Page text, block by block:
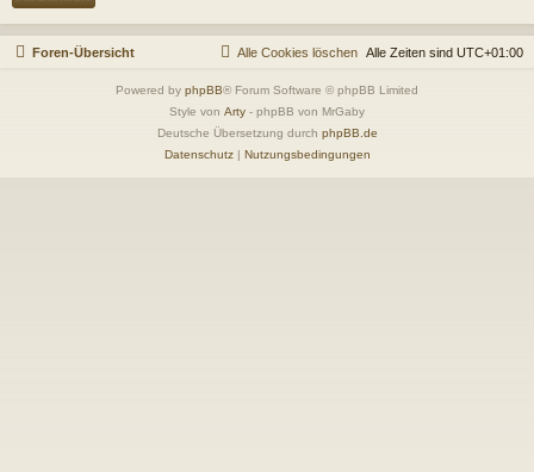
Foren-Übersicht Alle Zeiten sind UTC+01:00
Alle Cookies löschen
Powered by phpBB® Forum Software © phpBB Limited
Style von Arty - phpBB von MrGaby
Deutsche Übersetzung durch phpBB.de
Datenschutz| Nutzungsbedingungen